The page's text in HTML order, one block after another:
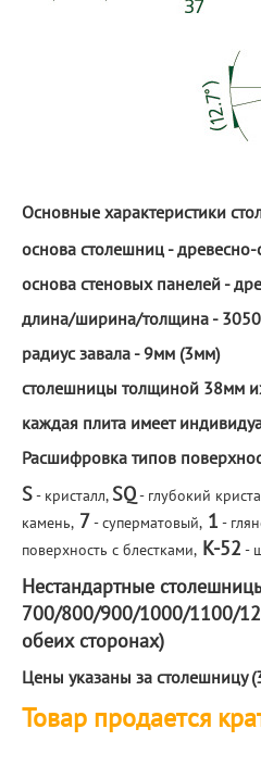
Основные характеристики
основа столешниц - древесно-
основа стеновых панелей -
длина/ширина/толщина -
радиус завала - 9мм (3мм)
столешницы толщиной 38мм
каждая плита имеет
Расшифровка типов
S- кристалл, SQ- глубокий
камень, 7- суперматовый, 1 -
поверхность с блестками, K-52 -
Нестандартные
700/800/900/1000/1100/
обеих сторонах)
Цены указаны за столешницу
Товар продается